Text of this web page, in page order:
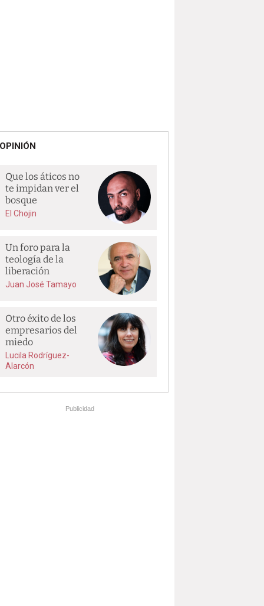
OPINIÓN
Que los áticos no
te impidan ver el
bosque
El Chojin
Un foro para la
teología de la
liberación
Juan José Tamayo
Otro éxito de los
empresarios del
miedo
Lucila Rodríguez-
Alarcón
Publicidad